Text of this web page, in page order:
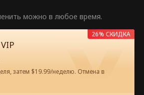
чтобы смотреть.
сейчас
бесплатно в приложении
можно в любое время.
затем $19.99/неделю. Отмена в
26% СКИДКА